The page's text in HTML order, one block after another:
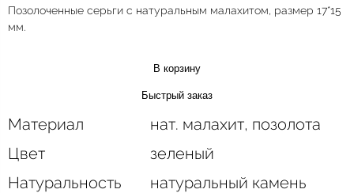
Позолоченные серьги с натуральным малахитом, размер 17*15
мм.
В корзину
Быстрый заказ
Материал
нат. малахит, позолота
Цвет
зеленый
Натуральность
натуральный камень